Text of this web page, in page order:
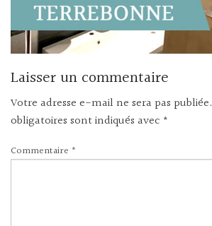
Laisser un commentaire
Votre adresse e-mail ne sera pas publiée.
obligatoires sont indiqués avec *
Commentaire *